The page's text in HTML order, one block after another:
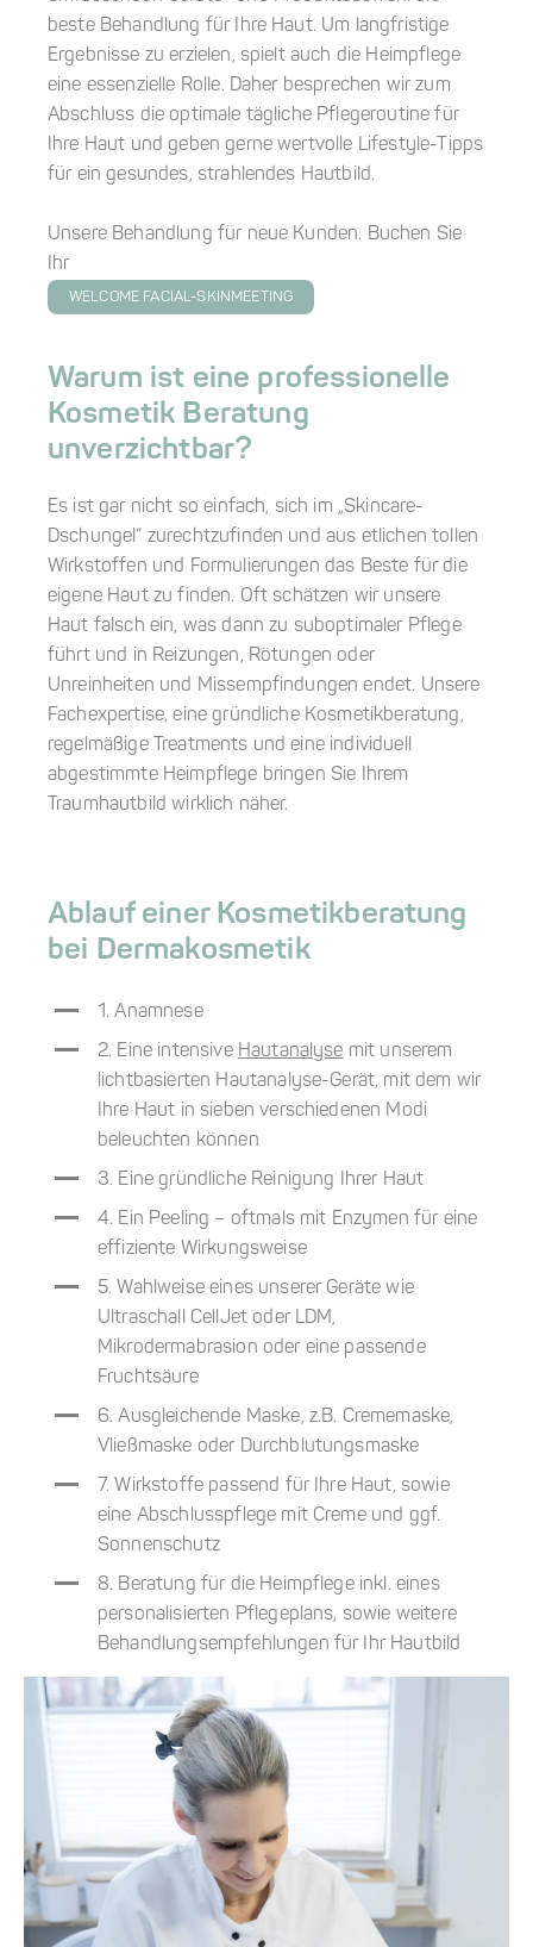
beste Behandlung für Ihre Haut. Um langfristige
Ergebnisse zu erzielen, spielt auch die Heimpflege
eine essenzielle Rolle. Daher besprechen wir zum
Abschluss die optimale tägliche Pflegeroutine für
Ihre Haut und geben gerne wertvolle Lifestyle-Tipps
für ein gesundes, strahlendes Hautbild.
Unsere Behandlung für neue Kunden. Buchen Sie
Ihr
WELCOME FACIAL-SKINMEETING
Warum ist eine professionelle
Kosmetik Beratung
unverzichtbar?
Es ist gar nicht so einfach, sich im „Skincare-
Dschungel“ zurechtzufinden und aus etlichen tollen
Wirkstoffen und Formulierungen das Beste für die
eigene Haut zu finden. Oft schätzen wir unsere
Haut falsch ein, was dann zu suboptimaler Pflege
führt und in Reizungen, Rötungen oder
Unreinheiten und Missempfindungen endet. Unsere
Fachexpertise, eine gründliche Kosmetikberatung,
regelmäßige Treatments und eine individuell
abgestimmte Heimpflege bringen Sie Ihrem
Traumhautbild wirklich näher.
Ablauf einer Kosmetikberatung
bei Dermakosmetik
1. Anamnese
2. Eine intensive Hautanalyse mit unserem
lichtbasierten Hautanalyse-Gerät, mit dem wir
Ihre Haut in sieben verschiedenen Modi
beleuchten können
3. Eine gründliche Reinigung Ihrer Haut
4. Ein Peeling – oftmals mit Enzymen für eine
effiziente Wirkungsweise
5. Wahlweise eines unserer Geräte wie
Ultraschall CellJet oder LDM,
Mikrodermabrasion oder eine passende
Fruchtsäure
6. Ausgleichende Maske, z.B. Crememaske,
Vließmaske oder Durchblutungsmaske
7. Wirkstoffe passend für Ihre Haut, sowie
eine Abschlusspflege mit Creme und ggf.
Sonnenschutz
8. Beratung für die Heimpflege inkl. eines
personalisierten Pflegeplans, sowie weitere
Behandlungsempfehlungen für Ihr Hautbild